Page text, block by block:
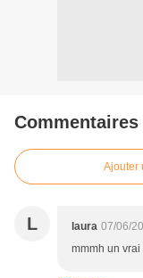
Commentaires
Ajouter
L laura 07/06/
mmmh un